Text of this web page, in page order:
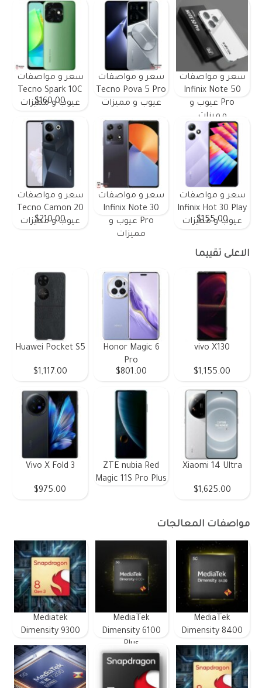
سعر و مواصفات
Infinix Note 50
Pro عيوب و
مميزات
سعر و مواصفات
Tecno Pova 5 Pro
عيوب و مميزات
سعر و مواصفات
Tecno Spark 10C
عيوب و مميزات
$160.00
سعر و مواصفات
Infinix Hot 30 Play
عيوب و مميزات
$155.00
سعر و مواصفات
Infinix Note 30
Pro عيوب و
مميزات
سعر و مواصفات
Tecno Camon 20
عيوب و مميزات
$210.00
الاعلى تقييما
vivo X130
$1,155.00
Honor Magic 6
Pro
$801.00
Huawei Pocket S5
$1,117.00
Xiaomi 14 Ultra
$1,625.00
ZTE nubia Red
Magic 11S Pro Plus
Vivo X Fold 3
$975.00
مواصفات المعالجات
MediaTek
Dimensity 8400
MediaTek
Dimensity 6100
Plus
Mediatek
Dimensity 9300